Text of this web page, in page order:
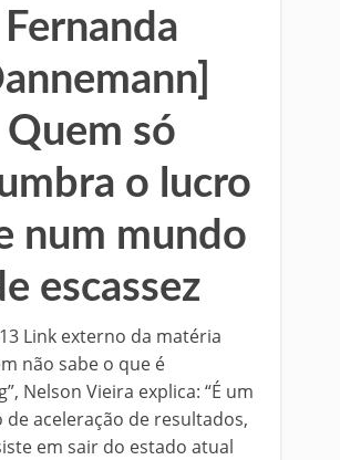
Fernanda
Quem só
o lucro
num mundo
escassez
Link externo da matéria
não sabe o que é
Nelson Vieira explica: “É um
de aceleração de resultados,
em sair do estado atual